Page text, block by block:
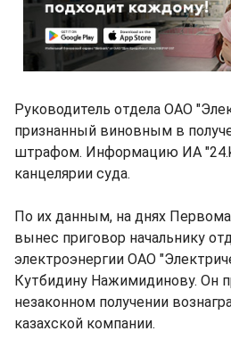
Руководитель отдела ОАО
признанный виновным в
штрафом. Информацию ИА
канцелярии суда.
По их данным, на днях
вынес приговор начальнику
электроэнергии ОАО
Кутбидину Нажимидинову. Он
незаконном получении
казахской компании.